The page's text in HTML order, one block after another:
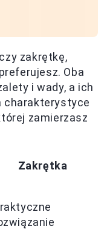
zakrętkę,
Oba
i wady, a ich
charakterystyce
zamierzasz
Zakrętka